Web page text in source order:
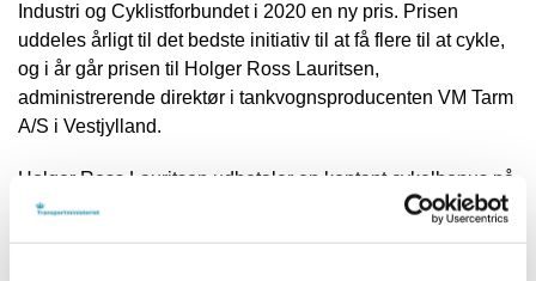
Industri og Cyklistforbundet i 2020 en ny pris. Prisen
uddeles årligt til det bedste initiativ til at få flere til at cykle,
og i år går prisen til Holger Ross Lauritsen,
administrerende direktør i tankvognsproducenten VM Tarm
A/S i Vestjylland.
Holger Ross Lauritsen udbetaler en kontant cykelbonus på
2.000 kroner til sine medarbejdere, der har cyklet 100 dage